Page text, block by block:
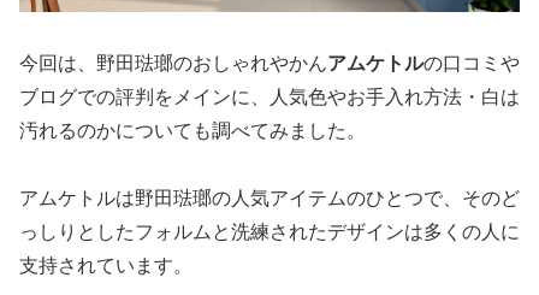
今回は、野田琺瑯のおしゃれやかんアムケトルの口コミや
ブログでの評判をメインに、人気色やお手入れ方法・白は
汚れるのかについても調べてみました。
アムケトルは野田琺瑯の人気アイテムのひとつで、そのど
っしりとしたフォルムと洗練されたデザインは多くの人に
支持されています。